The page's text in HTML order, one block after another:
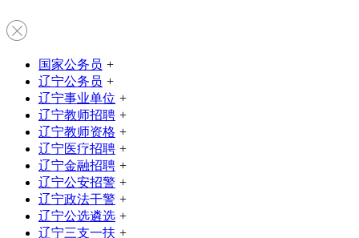
国家公务员 +
辽宁公务员 +
辽宁事业单位 +
辽宁教师招聘 +
辽宁教师资格 +
辽宁医疗招聘 +
辽宁金融招聘 +
辽宁公安招警 +
辽宁政法干警 +
辽宁公选遴选 +
辽宁三支一扶 +